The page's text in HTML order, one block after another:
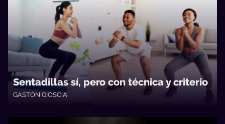
Sentadillas sí, pero con técnica y criterio
GASTÓN GIOSCIA
No Toquen Nada • 05/08/2026